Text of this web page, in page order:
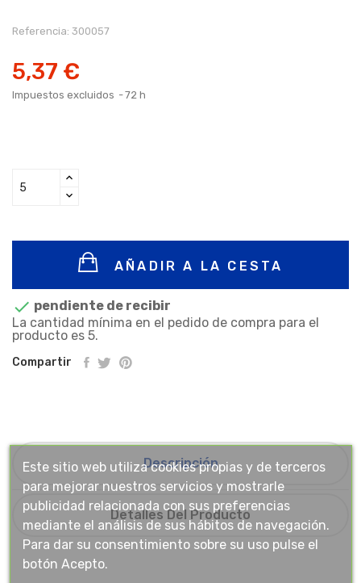
Referencia: 300057
5,37 €
Impuestos excluidos 72 h
AÑADIR A LA CESTA
 pendiente de recibir
La cantidad mínima en el pedido de compra para el
producto es 5.
Compartir
Descripción
Detalles Del Producto
Este sitio web utiliza cookies propias y de terceros
para mejorar nuestros servicios y mostrarle
publicidad relacionada con sus preferencias
mediante el análisis de sus hábitos de navegación.
Para dar su consentimiento sobre su uso pulse el
botón Acepto.